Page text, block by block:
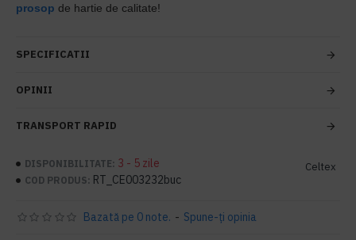
prosop de hartie de calitate!
SPECIFICATII
OPINII
TRANSPORT RAPID
DISPONIBILITATE: 3 - 5 zile
COD PRODUS: RT_CE003232buc
Celtex
Bazată pe 0 note. - Spune-ţi opinia